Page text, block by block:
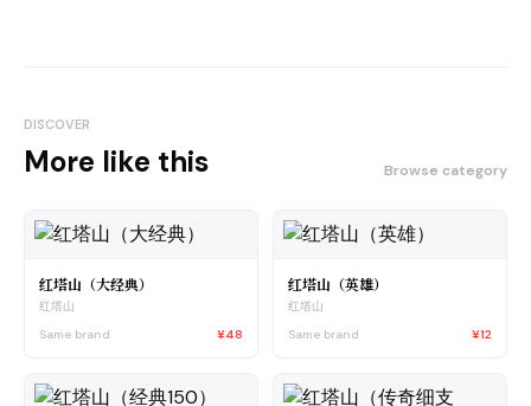
DISCOVER
More like this Browse category
红塔山（大经典）
红塔山
Same brand
¥48
红塔山（英雄）
红塔山
Same brand
¥12